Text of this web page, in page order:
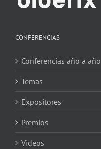
CONFERENCIAS
Conferencias año a año
Temas
Expositores
Premios
Videos